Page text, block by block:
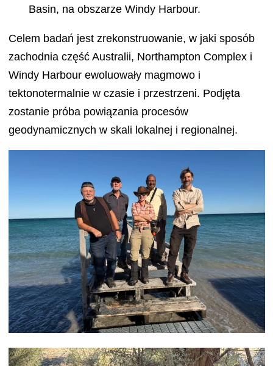
Basin, na obszarze Windy Harbour.
Celem badań jest zrekonstruowanie, w jaki sposób
zachodnia część Australii, Northampton Complex i
Windy Harbour ewoluowały magmowo i
tektonotermalnie w czasie i przestrzeni. Podjęta
zostanie próba powiązania procesów
geodynamicznych w skali lokalnej i regionalnej.